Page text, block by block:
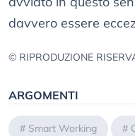
davvero essere
© RIPRODUZIONE
ARGOMENTI
# Smart Working #